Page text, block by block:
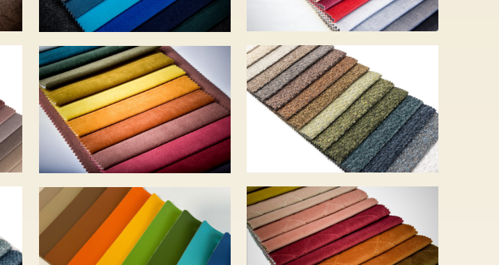
NEW YORK – 19
szín – 5 950 Ft
OTUSSO – 25 szín
– 9 600 Ft
SALVADOR
CARO – 19 szín –
7 950 Ft
SIERRA – 26 szín –
7 900 Ft